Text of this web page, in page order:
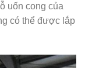
uốn cong của
có thể được lắp